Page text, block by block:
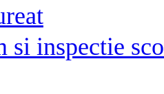
si inspectie